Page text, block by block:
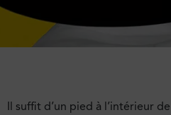
Il suffit d’un pied à l’intérieur